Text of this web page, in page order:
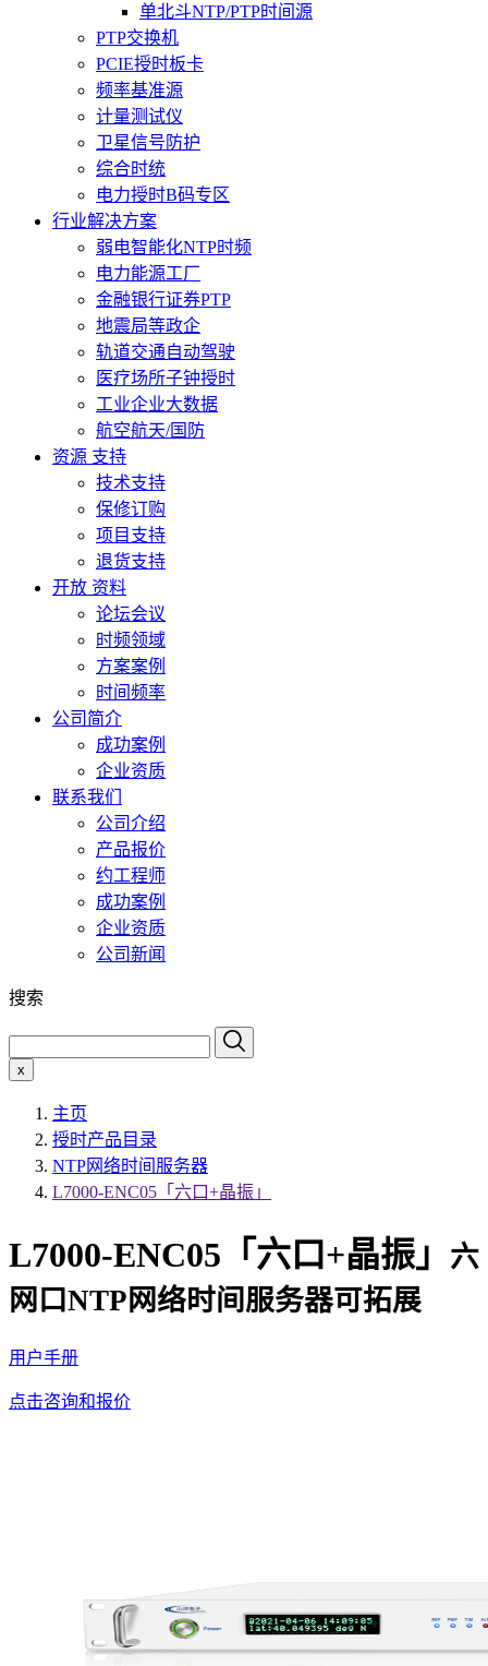
单北斗NTP/PTP时间源
PTP交换机
PCIE授时板卡
频率基准源
计量测试仪
卫星信号防护
综合时统
电力授时B码专区
行业解决方案
弱电智能化NTP时频
电力能源工厂
金融银行证券PTP
地震局等政企
轨道交通自动驾驶
医疗场所子钟授时
工业企业大数据
航空航天/国防
资源 支持
技术支持
保修订购
项目支持
退货支持
开放 资料
论坛会议
时频领域
方案案例
时间频率
公司简介
成功案例
企业资质
联系我们
公司介绍
产品报价
约工程师
成功案例
企业资质
公司新闻
搜索
x
主页
授时产品目录
NTP网络时间服务器
L7000-ENC05「六口+晶振」
L7000-ENC05「六口+晶振」
六
网口NTP网络时间服务器可拓展
用户手册
点击咨询和报价